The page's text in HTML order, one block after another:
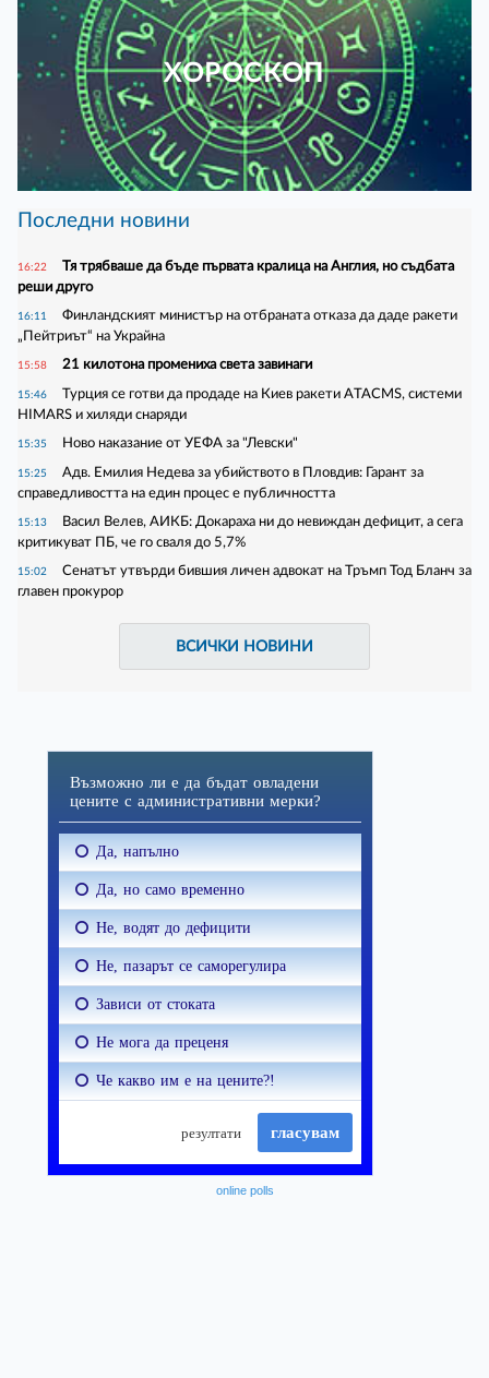
ХОРОСКОП
Последни новини
16:22
Тя трябваше да бъде първата кралица на Англия, но съдбата
реши друго
16:11
Финландският министър на отбраната отказа да даде ракети
„Пейтриът“ на Украйна
15:58 21 килотона промениха света завинаги
15:46
Турция се готви да продаде на Киев ракети ATACMS, системи
HIMARS и хиляди снаряди
15:35 Ново наказание от УЕФА за "Левски"
15:25
Адв. Емилия Недева за убийството в Пловдив: Гарант за
справедливостта на един процес е публичността
15:13
Васил Велев, АИКБ: Докараха ни до невиждан дефицит, а сега
критикуват ПБ, че го сваля до 5,7%
15:02
Сенатът утвърди бившия личен адвокат на Тръмп Тод Бланч за
главен прокурор
ВСИЧКИ НОВИНИ
online polls